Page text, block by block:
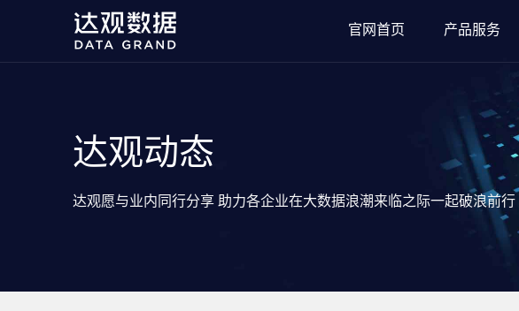
官网首页 产品服务
达观动态
达观愿与业内同行分享 助力各企业在大数据浪潮来临之际一起破浪前行